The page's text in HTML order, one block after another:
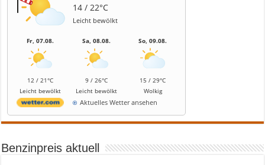
14 / 22°C
Leicht bewölkt
Fr, 07.08.
12 / 21°C
Leicht bewölkt
Sa, 08.08.
9 / 26°C
Leicht bewölkt
So, 09.08.
15 / 29°C
Wolkig
Aktuelles Wetter ansehen
Benzinpreis aktuell